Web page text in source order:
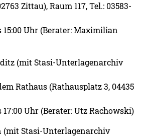
Zittau), Raum 117, Tel.: 03583-
15:00 Uhr (Berater: Maximilian
(mit Stasi-Unterlagenarchiv
Rathaus (Rathausplatz 3, 04435
17:00 Uhr (Berater: Utz Rachowski)
(mit Stasi-Unterlagenarchiv